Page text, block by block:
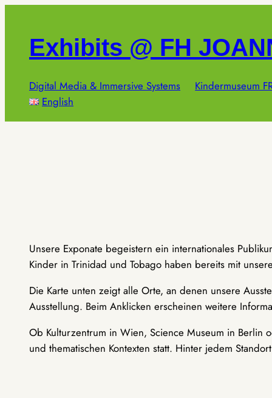
springenExhibits @ FH
Digital Media & Immersive Systems
Kindermuseum
English
Unsere Exponate begeistern ein internationales
Kinder in Trinidad und Tobago haben bereits mit
Die Karte unten zeigt alle Orte, an denen unsere
Ausstellung. Beim Anklicken erscheinen weitere
Ob Kulturzentrum in Wien, Science Museum in Berlin
und thematischen Kontexten statt. Hinter jedem